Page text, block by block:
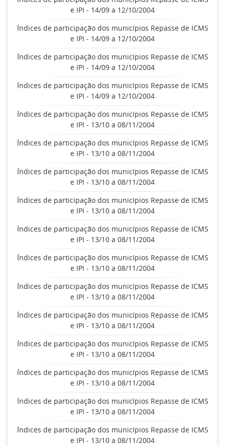
e IPI - 14/09 a 12/10/2004
Índices de participação dos municípios Repasse de ICMS
e IPI - 14/09 a 12/10/2004
Índices de participação dos municípios Repasse de ICMS
e IPI - 14/09 a 12/10/2004
Índices de participação dos municípios Repasse de ICMS
e IPI - 14/09 a 12/10/2004
Índices de participação dos municípios Repasse de ICMS
e IPI - 13/10 a 08/11/2004
Índices de participação dos municípios Repasse de ICMS
e IPI - 13/10 a 08/11/2004
Índices de participação dos municípios Repasse de ICMS
e IPI - 13/10 a 08/11/2004
Índices de participação dos municípios Repasse de ICMS
e IPI - 13/10 a 08/11/2004
Índices de participação dos municípios Repasse de ICMS
e IPI - 13/10 a 08/11/2004
Índices de participação dos municípios Repasse de ICMS
e IPI - 13/10 a 08/11/2004
Índices de participação dos municípios Repasse de ICMS
e IPI - 13/10 a 08/11/2004
Índices de participação dos municípios Repasse de ICMS
e IPI - 13/10 a 08/11/2004
Índices de participação dos municípios Repasse de ICMS
e IPI - 13/10 a 08/11/2004
Índices de participação dos municípios Repasse de ICMS
e IPI - 13/10 a 08/11/2004
Índices de participação dos municípios Repasse de ICMS
e IPI - 13/10 a 08/11/2004
Índices de participação dos municípios Repasse de ICMS
e IPI - 13/10 a 08/11/2004